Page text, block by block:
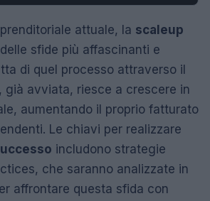
attuale, la scaleup
sfide più affascinanti e
di quel processo attraverso il
già avviata, riesce a crescere in
aumentando il proprio fatturato
Le chiavi per realizzare
includono strategie
che saranno analizzate in
affrontare questa sfida con